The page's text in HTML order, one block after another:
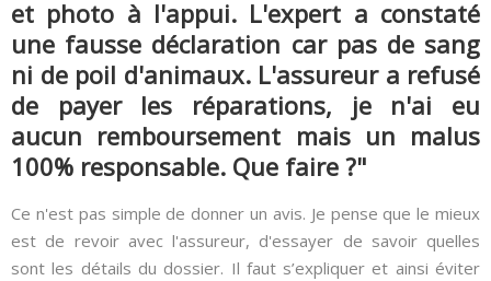
et photo à l'appui. L'expert a constaté
une fausse déclaration car pas de sang
ni de poil d'animaux. L'assureur a refusé
de payer les réparations, je n'ai eu
aucun remboursement mais un malus
100% responsable. Que faire ?"
Ce n'est pas simple de donner un avis. Je pense que le mieux
est de revoir avec l'assureur, d'essayer de savoir quelles
sont les détails du dossier. Il faut s’expliquer et ainsi éviter